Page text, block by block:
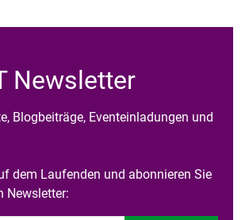
Newsletter
Blogbeiträge, Eventeinladungen und
dem Laufenden und abonnieren Sie
Newsletter: